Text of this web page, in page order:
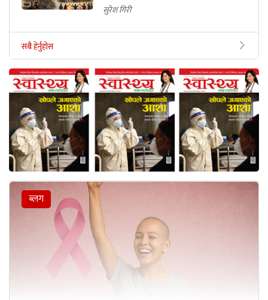
सुरेश गिरी
सबै हेर्नुहोस
ब्लग